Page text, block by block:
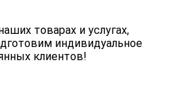
товарах и услугах,
индивидуальное
клиентов!